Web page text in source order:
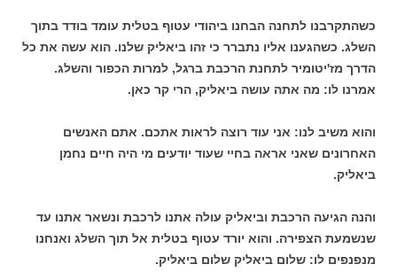
כשהתקרבנו לתחנה הבחנו ביהודי עטוף בטלית עומד בודד בתוך
השלג. כשהגענו אליו נתברר כי זהו ביאליק שלנו. הוא עשה את כל
הדרך מז'יטומיר לתחנת הרכבת ברגל, למרות הכפור והשלג.
אמרנו לו: מה אתה עושה ביאליק, הרי קר כאן.
והוא משיב לנו: אני עוד רוצה לראות אתכם. אתם האנשים
האחרונים שאני אראה בחיי שעוד יודעים מי היה חיים נחמן
ביאליק.
והנה הגיעה הרכבת וביאליק עולה אתנו לרכבת ונשאר אתנו עד
שנשמעת הצפירה. והוא יורד עטוף בטלית אל תוך השלג ואנחנו
מנפנפים לו: שלום ביאליק שלום ביאליק.